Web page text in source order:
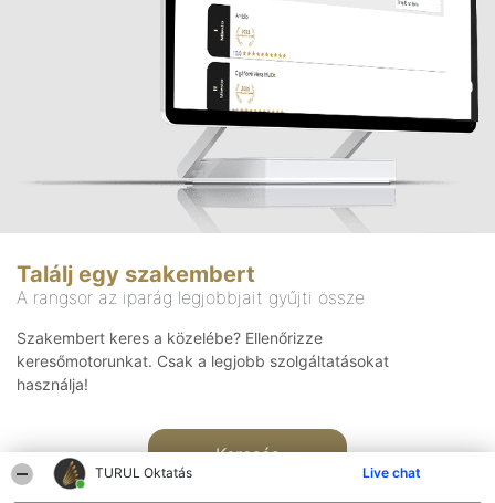
TURUL Oktatás Live chat
Találj egy szakembert
A rangsor az iparág legjobbjait gyűjti össze
Szakembert keres a közelébe? Ellenőrizze
keresőmotorunkat. Csak a legjobb szolgáltatásokat
használja!
Keresés